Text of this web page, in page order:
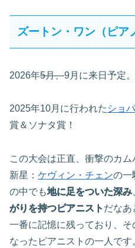
ズートン・ワン（ピア
2026年5月、9月に来日予定。
2025年10月に行われた ショ
賞＆ソナタ賞！
この大会は正直、衝撃のカム
新星： ケヴィン・チェンの一
の中でも地に足をついた深み
がりを持つピアニストだなあ
一番に記憶に残っており、
なったピアニストの一人で